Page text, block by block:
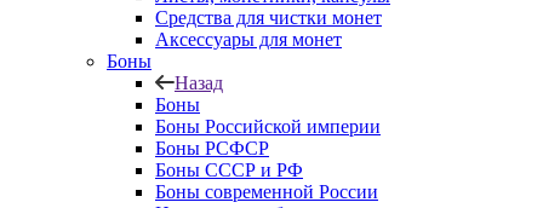
Средства для чистки монет
Аксессуары для монет
Боны
Назад
Боны
Боны Российской империи
Боны РСФСР
Боны СССР и РФ
Боны современной России